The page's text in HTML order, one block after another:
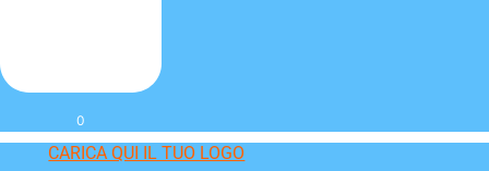
0
CARICA QUI IL TUO LOGO